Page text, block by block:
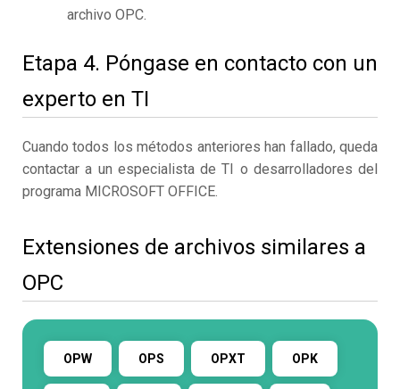
archivo OPC.
Etapa 4. Póngase en contacto con un
experto en TI
Cuando todos los métodos anteriores han fallado, queda
contactar a un especialista de TI o desarrolladores del
programa MICROSOFT OFFICE.
Extensiones de archivos similares a
OPC
OPW OPS OPXT OPK